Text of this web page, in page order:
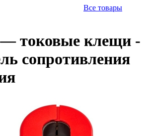
Все товары
— токовые клещи -
сопротивления